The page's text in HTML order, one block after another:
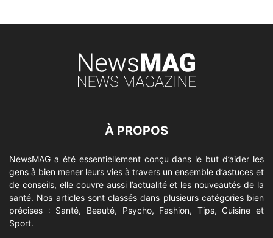
À PROPOS
NewsMAG a été essentiellement conçu dans le but d’aider les
gens à bien mener leurs vies à travers un ensemble d’astuces et
de conseils, elle couvre aussi l’actualité et les nouveautés de la
santé. Nos articles sont classés dans plusieurs catégories bien
précises : Santé, Beauté, Psycho, Fashion, Tips, Cuisine et
Sport.